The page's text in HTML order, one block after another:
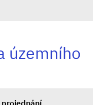
územního
projednání